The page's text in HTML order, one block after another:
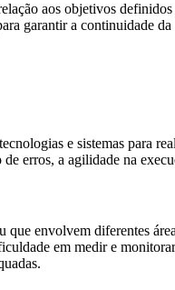
aos objetivos
garantir a continuidade
e sistemas para
erros, a agilidade na
envolvem diferentes
em medir e